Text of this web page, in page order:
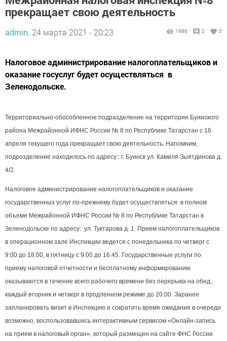
прекращает свою деятельность
admin, 24 марта 2021 - 20:23 1986 0 0
Налоговое администрирование налогоплательщиков и
оказание госуслуг будет осуществляться в
Зеленодольске.
Территориально-обособленное подразделение на территории Буинского
района Межрайонной ИФНС России № 8 по Республике Татарстан с 16
апреля текущего года прекращает свою деятельность. Напомним,
подрозделение находилось по адресу:: г. Буинск ул. Камиля Зыятдинова д.
4/2.
Налоговое администрирование налогоплательщиков и оказание
государственных услуг по-прежнему будет осуществляться в полном
объеме Межрайонной ИФНС России № 8 по Республике Татарстан в
Зеленодольске по адресу: ул. Туктарова д. 1. Прием налогоплательщиков
в операционном зале Инспекции ведется с понедельника по четверг с
9:00 до 18:00, в пятницу с 9:00 до 16:45. Государственные услуги по
приему налоговой отчетности и бесплатному информированию
оказываются в течение всего рабочего времени без перерыва на обед,
каждый вторник и четверг в продленном режиме до 20:00. Заранее
запланировать визит в Инспекцию и сократить время ожидания в очереди
возможно, воспользовавшись интерактивным сервисом «Онлайн-запись
на прием в налоговый орган», который размещен на сайте ФНС России